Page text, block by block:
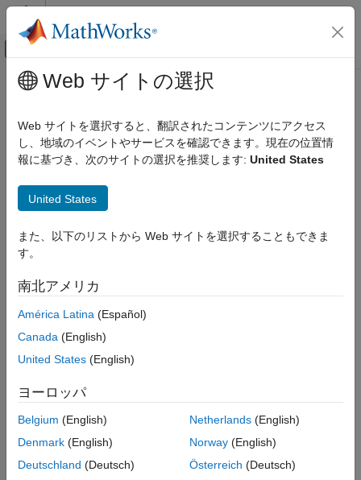
コンテンツへスキップ
オフキャンバス ナビゲーション メ
ドキュメンテーションのホーム
グラフィックス
2 次元および 3 次元プロット
MATLAB
2 次元および 3 次元プロット
離散データ プロット
scatter3
項目一覧
構文
説明
入力引数
バージョン履歴
メインコンテンツ
scatter3
3 次元散布図
構文
scatter3(X,Y,Z,S)
,'filled')
scatter3(___,markertype)
scatter3(tbl,xvar,yvar,zvar)
scatter3(ax,
h = scatter3(___
説明
ベクトルと行列のデータ
Web サイトの選択
Web サイトを選択すると、翻訳されたコンテンツにアクセス
し、地域のイベントやサービスを確認できます。現在の位置情
報に基づき、次のサイトの選択を推奨します: United States
United States
また、以下のリストから Web サイトを選択することもできま
す。
南北アメリカ
América Latina (Español)
Canada (English)
United States (English)
ヨーロッパ
Belgium (English)
Denmark (English)
Deutschland (Deutsch)
Netherlands(English)
Norway(English)
Österreich (Deutsch)